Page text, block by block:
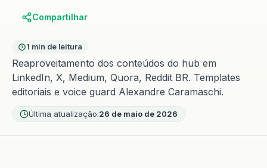
Compartilhar
1 min de leitura
Reaproveitamento dos conteúdos do hub em
LinkedIn, X, Medium, Quora, Reddit BR. Templates
editoriais e voice guard Alexandre Caramaschi.
Última atualização:26 de maio de 2026